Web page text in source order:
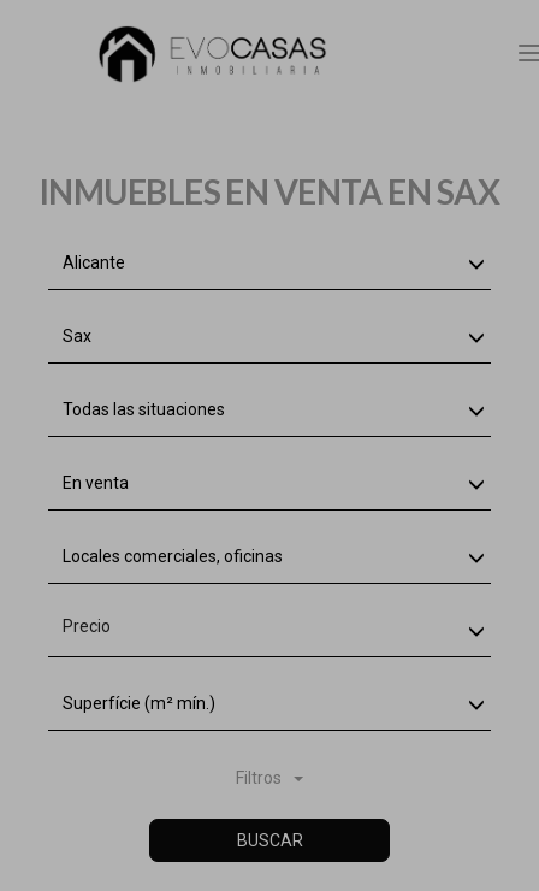
INMUEBLES EN VENTA EN SAX
Alicante
Sax
Todas las situaciones
En venta
Locales comerciales, oficinas
Precio
Superfície (m² mín.)
Filtros
BUSCAR